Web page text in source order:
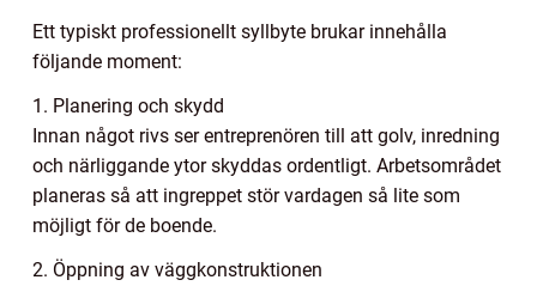
Ett typiskt professionellt syllbyte brukar innehålla
följande moment:
1. Planering och skydd
Innan något rivs ser entreprenören till att golv, inredning
och närliggande ytor skyddas ordentligt. Arbetsområdet
planeras så att ingreppet stör vardagen så lite som
möjligt för de boende.
2. Öppning av väggkonstruktionen